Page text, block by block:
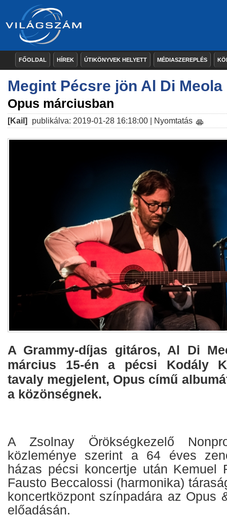
FŐOLDAL HÍREK ÚTIKÖNYVEK HELYETT MÉDIASZEREPLÉS
Megint Pécsre jön Al Di Meola
Opus márciusban
[Kail] publikálva: 2019-01-28 16:18:00 | Nyomtatás
A Grammy-díjas gitáros, Al Di
március 15-én a pécsi Kodály
tavaly megjelent, Opus című
a közönségnek.
A Zsolnay Örökségkezelő
közleménye szerint a 64 éves
házas pécsi koncertje után Kemuel
Fausto Beccalossi (harmonika)
koncertközpont színpadára az Opus
előadásán.